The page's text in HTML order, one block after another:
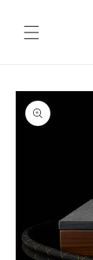
進む
商品情
報にス
キップ